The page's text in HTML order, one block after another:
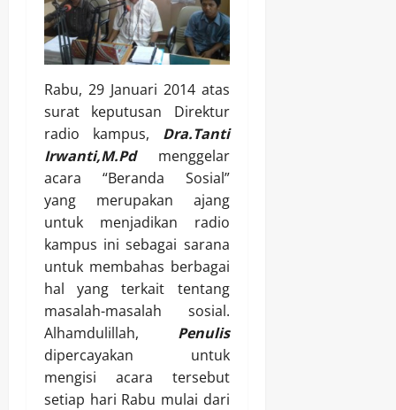
Rabu, 29 Januari 2014 atas
surat keputusan Direktur
radio kampus, Dra.Tanti
Irwanti,M.Pdmenggelar
acara “Beranda Sosial”
yang merupakan ajang
untuk menjadikan radio
kampus ini sebagai sarana
untuk membahas berbagai
hal yang terkait tentang
masalah-masalah sosial.
Alhamdulillah, Penulis
dipercayakan untuk
mengisi acara tersebut
setiap hari Rabu mulai dari